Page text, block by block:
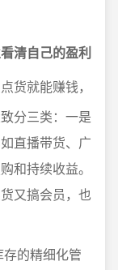
清自己的盈利
货就能赚钱，
分三类：一是
直播带货、广
和持续收益。
又搞会员，也
的精细化管